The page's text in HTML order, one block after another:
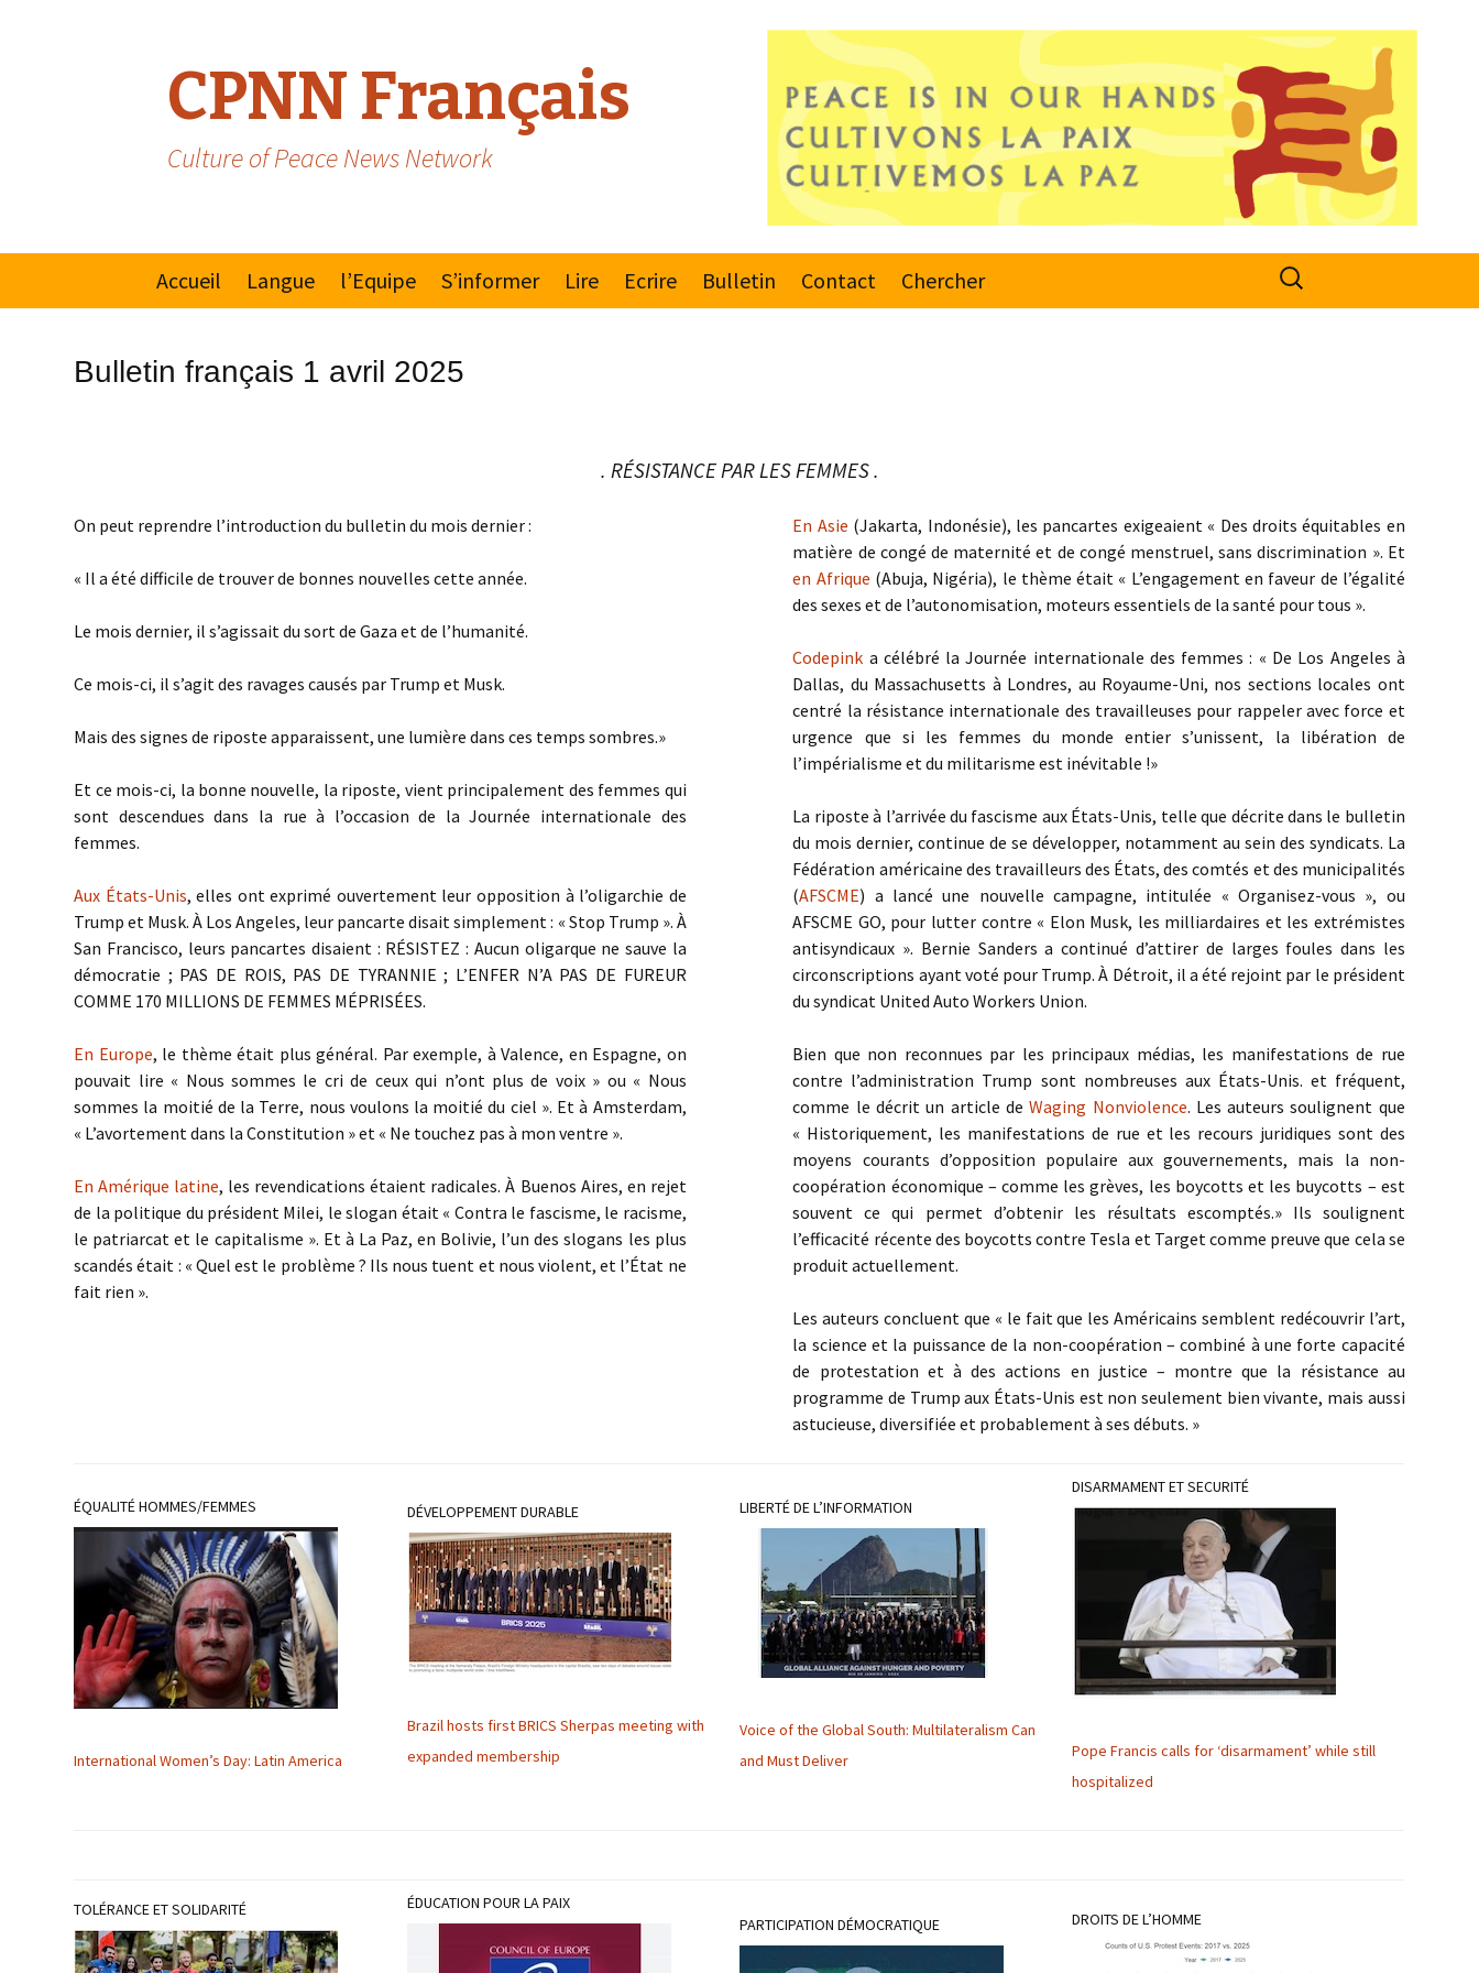
CPNN Français
Culture of Peace News Network
toAccueil
Langue
Espagnol/Portugais
l’Equipe
S’informer
Mouvement Mondial
Lire
Ecrire
Bulletin
Contact Chercher
Search
for:
Bulletin français 1 avril 2025
. RÉSISTANCE PAR LES FEMMES .
On peut reprendre l’introduction du bulletin du mois dernier :
« Il a été difficile de trouver de bonnes nouvelles cette année.
Le mois dernier, il s’agissait du sort de Gaza et de l’humanité.
Ce mois-ci, il s’agit des ravages causés par Trump et Musk.
Mais des signes de riposte apparaissent, une lumière dans ces temps sombres.»
Et ce mois-ci, la bonne nouvelle, la riposte, vient principalement des femmes qui
sont descendues dans la rue à l’occasion de la Journée internationale des
femmes.
Aux États-Unis, elles ont exprimé ouvertement leur opposition à l’oligarchie de
Trump et Musk. À Los Angeles, leur pancarte disait simplement : « Stop Trump ». À
San Francisco, leurs pancartes disaient : RÉSISTEZ : Aucun oligarque ne sauve la
démocratie ; PAS DE ROIS, PAS DE TYRANNIE ; L’ENFER N’A PAS DE FUREUR
COMME 170 MILLIONS DE FEMMES MÉPRISÉES.
En Europe, le thème était plus général. Par exemple, à Valence, en Espagne, on
pouvait lire « Nous sommes le cri de ceux qui n’ont plus de voix » ou « Nous
sommes la moitié de la Terre, nous voulons la moitié du ciel ». Et à Amsterdam,
« L’avortement dans la Constitution » et « Ne touchez pas à mon ventre ».
En Amérique latine, les revendications étaient radicales. À Buenos Aires, en rejet
de la politique du président Milei, le slogan était « Contra le fascisme, le racisme,
le patriarcat et le capitalisme ». Et à La Paz, en Bolivie, l’un des slogans les plus
scandés était : « Quel est le problème ? Ils nous tuent et nous violent, et l’État ne
fait rien ».
En Asie (Jakarta, Indonésie), les pancartes exigeaient « Des droits équitables en
matière de congé de maternité et de congé menstruel, sans discrimination ». Et
en Afrique (Abuja, Nigéria), le thème était « L’engagement en faveur de l’égalité
des sexes et de l’autonomisation, moteurs essentiels de la santé pour tous ».
Codepink a célébré la Journée internationale des femmes : « De Los Angeles à
Dallas, du Massachusetts à Londres, au Royaume-Uni, nos sections locales ont
centré la résistance internationale des travailleuses pour rappeler avec force et
urgence que si les femmes du monde entier s’unissent, la libération de
l’impérialisme et du militarisme est inévitable !»
La riposte à l’arrivée du fascisme aux États-Unis, telle que décrite dans le bulletin
du mois dernier, continue de se développer, notamment au sein des syndicats. La
Fédération américaine des travailleurs des États, des comtés et des municipalités
(AFSCME) a ​​lancé une nouvelle campagne, intitulée « Organisez-vous », ou
AFSCME GO, pour lutter contre « Elon Musk, les milliardaires et les extrémistes
antisyndicaux ». Bernie Sanders a continué d’attirer de larges foules dans les
circonscriptions ayant voté pour Trump. À Détroit, il a été rejoint par le président
du syndicat United Auto Workers Union.
Bien que non reconnues par les principaux médias, les manifestations de rue
contre l’administration Trump sont nombreuses aux États-Unis. et fréquent,
comme le décrit un article deWaging Nonviolence. Les auteurs soulignent que
« Historiquement, les manifestations de rue et les recours juridiques sont des
moyens courants d’opposition populaire aux gouvernements, mais la non-
coopération économique – comme les grèves, les boycotts et les buycotts – est
souvent ce qui permet d’obtenir les résultats escomptés.» Ils soulignent
l’efficacité récente des boycotts contre Tesla et Target comme preuve que cela se
produit actuellement.
Les auteurs concluent que « le fait que les Américains semblent redécouvrir l’art,
la science et la puissance de la non-coopération – combiné à une forte capacité
de protestation et à des actions en justice – montre que la résistance au
programme de Trump aux États-Unis est non seulement bien vivante, mais aussi
astucieuse, diversifiée et probablement à ses débuts. »
ÉQUALITÉ HOMMES/FEMMES
International Women’s Day: Latin America
DÉVELOPPEMENT DURABLE
Brazil hosts first BRICS Sherpas meeting with
expanded membership
LIBERTÉ DE L’INFORMATION
Voice of the Global South: Multilateralism Can
and Must Deliver
DISARMAMENT ET SECURITÉ
Pope Francis calls for ‘disarmament’ while still
hospitalized
TOLÉRANCE ET SOLIDARITÉ
ÉDUCATION POUR LA PAIX
PARTICIPATION DÉMOCRATIQUE
DROITS DE L’HOMME